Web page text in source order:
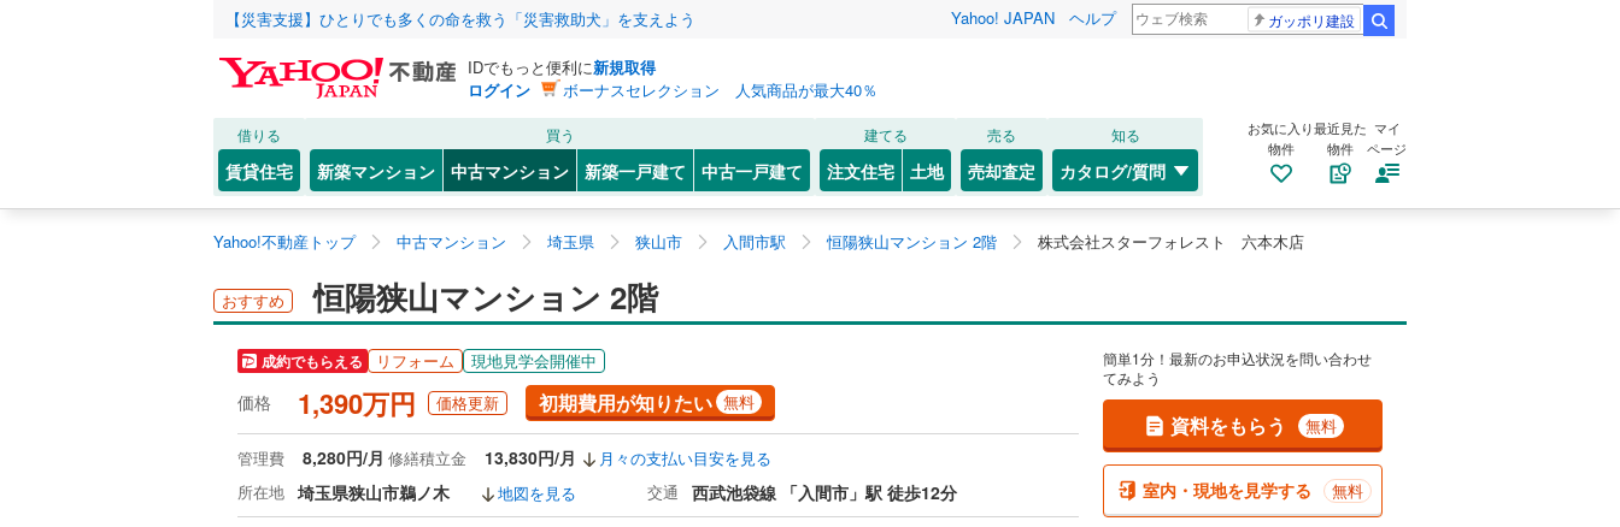
【災害支援】ひとりでも多くの命を救う「災害救助犬」を支えよう Yahoo! JAPAN ヘルプ ガッポリ建設
IDでもっと便利に新規取得
ログイン
ボーナスセレクション 人気商品が最大40％
借りる
賃貸住宅
買う
新築マンション 中古マンション 新築一戸建て 中古一戸建て
建てる
注文住宅 土地
売る
売却査定
知る
カタログ/質問
お気に入り
物件
最近見た
物件
マイ
ページ
Yahoo!不動産トップ 中古マンション 埼玉県 狭山市 入間市駅 恒陽狭山マンション 2階 株式会社スターフォレスト 六本木店
おすすめ 恒陽狭山マンション 2階
成約でもらえる リフォーム 現地見学会開催中
価格 1,390万円 価格更新 初期費用が知りたい 無料
管理費 8,280円/月 修繕積立金 13,830円/月
月々の支払い目安を見る
所在地 埼玉県狭山市鵜ノ木 地図を見る 交通 西武池袋線 「入間市」駅 徒歩12分
簡単1分！最新のお申込状況を問い合わせ
てみよう
資料をもらう 無料
室内・現地を見学する 無料